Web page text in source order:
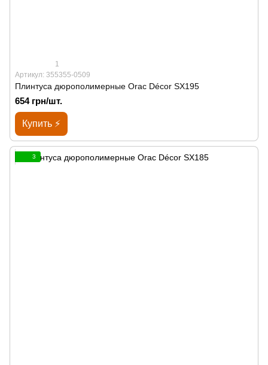
1
Артикул: 355355-0509
Плинтуса дюрополимерные Orac Décor SX195
654 грн/шт.
Купить ⚡
3